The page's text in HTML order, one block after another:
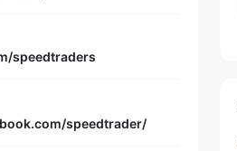
speedtraders
speedtrader/